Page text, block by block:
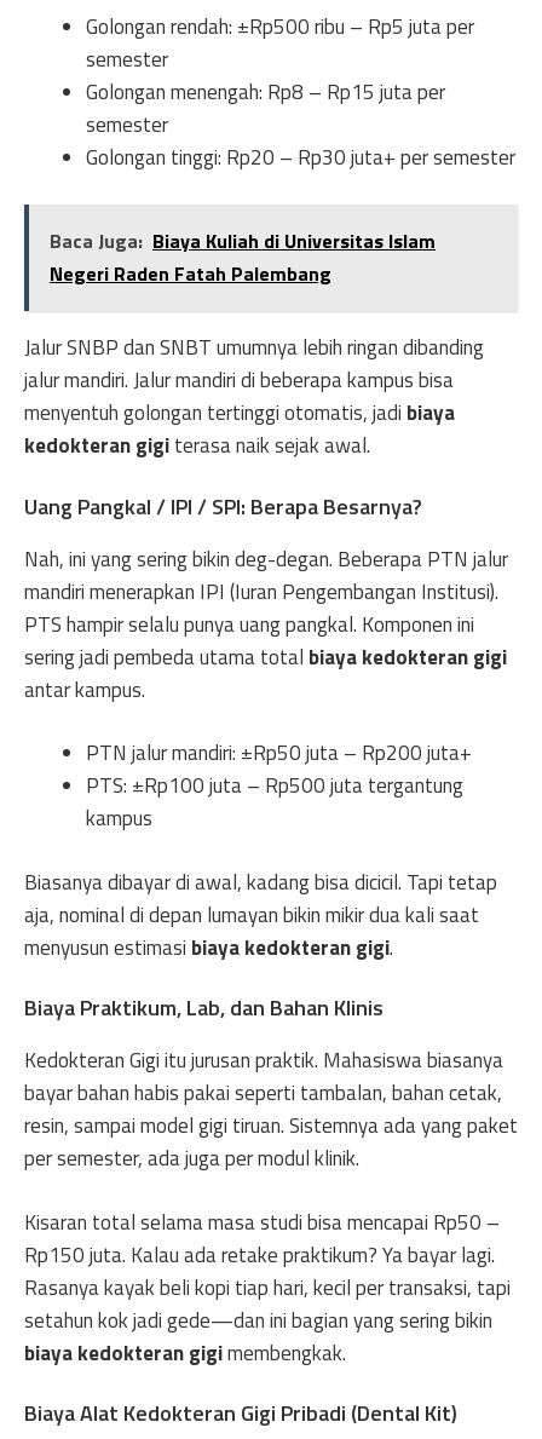
Golongan rendah: ±Rp500 ribu – Rp5 juta per
semester
Golongan menengah: Rp8 – Rp15 juta per
semester
Golongan tinggi: Rp20 – Rp30 juta+ per semester
Baca Juga: Biaya Kuliah di Universitas Islam
Negeri Raden Fatah Palembang
Jalur SNBP dan SNBT umumnya lebih ringan dibanding
jalur mandiri. Jalur mandiri di beberapa kampus bisa
menyentuh golongan tertinggi otomatis, jadi biaya
kedokteran gigiterasa naik sejak awal.
Uang Pangkal / IPI / SPI: Berapa Besarnya?
Nah, ini yang sering bikin deg-degan. Beberapa PTN jalur
mandiri menerapkan IPI (Iuran Pengembangan Institusi).
PTS hampir selalu punya uang pangkal. Komponen ini
sering jadi pembeda utama total biaya kedokteran gigi
antar kampus.
PTN jalur mandiri: ±Rp50 juta – Rp200 juta+
PTS: ±Rp100 juta – Rp500 juta tergantung
kampus
Biasanya dibayar di awal, kadang bisa dicicil. Tapi tetap
aja, nominal di depan lumayan bikin mikir dua kali saat
menyusun estimasi biaya kedokteran gigi.
Biaya Praktikum, Lab, dan Bahan Klinis
Kedokteran Gigi itu jurusan praktik. Mahasiswa biasanya
bayar bahan habis pakai seperti tambalan, bahan cetak,
resin, sampai model gigi tiruan. Sistemnya ada yang paket
per semester, ada juga per modul klinik.
Kisaran total selama masa studi bisa mencapai Rp50 –
Rp150 juta. Kalau ada retake praktikum? Ya bayar lagi.
Rasanya kayak beli kopi tiap hari, kecil per transaksi, tapi
setahun kok jadi gede—dan ini bagian yang sering bikin
biaya kedokteran gigimembengkak.
Biaya Alat Kedokteran Gigi Pribadi (Dental Kit)